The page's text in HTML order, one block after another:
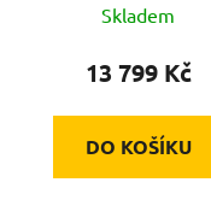
Skladem
13 799 Kč
DO KOŠÍKU